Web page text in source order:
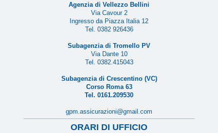
Agenzia di Vellezzo Bellini
Via Cavour 2
Ingresso da Piazza Italia 12
Tel. 0382 926436
Subagenzia di Tromello PV
Via Dante 10
Tel. 0382.415043
Subagenzia di Crescentino (VC)
Corso Roma 63
Tel. 0161.209530
gpm.assicurazioni@gmail.com
ORARI DI UFFICIO